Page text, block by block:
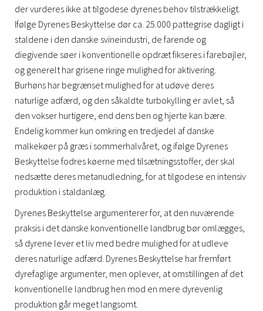
der vurderes ikke at tilgodese dyrenes behov tilstrækkeligt.
Ifølge Dyrenes Beskyttelse dør ca. 25.000 pattegrise dagligt i
staldene i den danske svineindustri, de farende og
diegivende søer i konventionelle opdræt fikseres i farebøjler,
og generelt har grisene ringe mulighed for aktivering.
Burhøns har begrænset mulighed for at udøve deres
naturlige adfærd, og den såkaldte turbokylling er avlet, så
den vokser hurtigere, end dens ben og hjerte kan bære.
Endelig kommer kun omkring en tredjedel af danske
malkekøer på græs i sommerhalvåret, og ifølge Dyrenes
Beskyttelse fodres køerne med tilsætningsstoffer, der skal
nedsætte deres metanudledning, for at tilgodese en intensiv
produktion i staldanlæg.
Dyrenes Beskyttelse argumenterer for, at den nuværende
praksis i det danske konventionelle landbrug bør omlægges,
så dyrene lever et liv med bedre mulighed for at udleve
deres naturlige adfærd. Dyrenes Beskyttelse har fremført
dyrefaglige argumenter, men oplever, at omstillingen af det
konventionelle landbrug hen mod en mere dyrevenlig
produktion går meget langsomt.